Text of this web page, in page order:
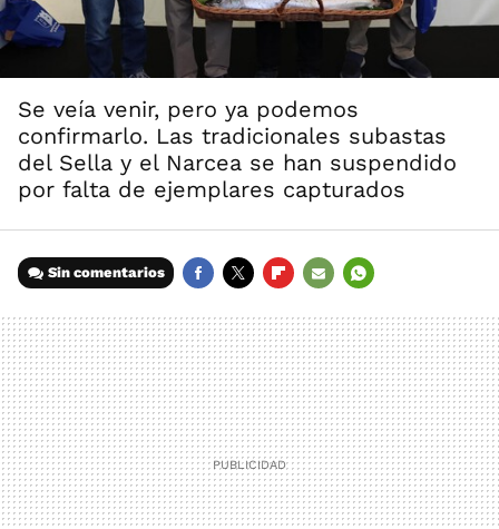
Se veía venir, pero ya podemos
confirmarlo. Las tradicionales subastas
del Sella y el Narcea se han suspendido
por falta de ejemplares capturados
Sin comentarios
MAIL